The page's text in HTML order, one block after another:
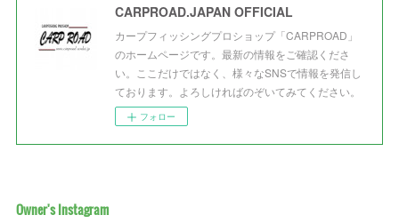
CARPROAD.JAPAN OFFICIAL
カープフィッシングプロショップ「CARPROAD」
のホームページです。最新の情報をご確認くださ
い。ここだけではなく、様々なSNSで情報を発信し
ております。よろしければのぞいてみてください。
フォロー
Owner's Instagram